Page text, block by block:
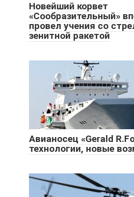
Новейший корвет
«Сообразительный»
провел учения со
зенитной ракетой
Авианосец «Gerald
технологии, новые